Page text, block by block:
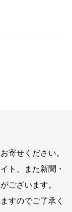
寄せください。
ト、また新聞・
ございます。
すのでご了承く